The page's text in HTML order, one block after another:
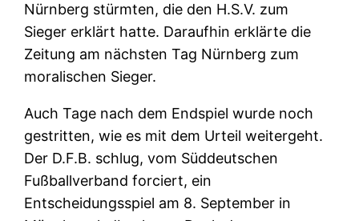
Nürnberg stürmten, die den H.S.V. zum
Sieger erklärt hatte. Daraufhin erklärte die
Zeitung am nächsten Tag Nürnberg zum
moralischen Sieger.
Auch Tage nach dem Endspiel wurde noch
gestritten, wie es mit dem Urteil weitergeht.
Der D.F.B. schlug, vom Süddeutschen
Fußballverband forciert, ein
Entscheidungsspiel am 8. September in